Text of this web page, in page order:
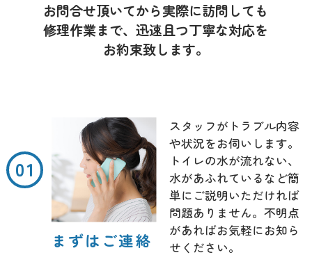
お問合せ頂いてから実際に訪問しても
修理作業まで、迅速且つ丁寧な対応を
お約束致します。
まずはご連絡
スタッフがトラブル内容
や状況をお伺いします。
トイレの水が流れない、
水があふれているなど簡
単にご説明いただければ
問題ありません。不明点
があればお気軽にお知ら
せください。